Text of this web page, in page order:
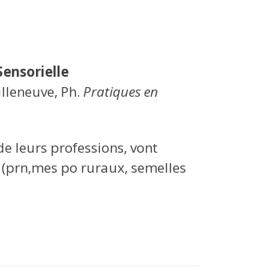
Ph. Pratiques en
leurs professions, vont
po ruraux, semelles